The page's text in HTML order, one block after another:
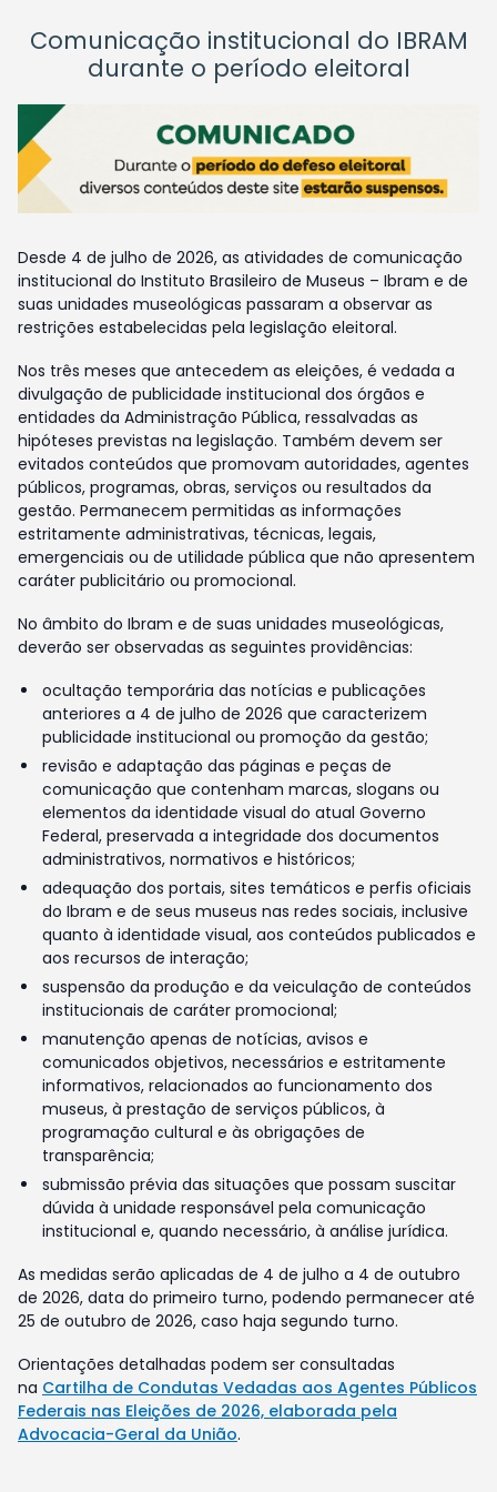
Comunicação institucional do IBRAM
durante o período eleitoral
Desde 4 de julho de 2026, as atividades de comunicação
institucional do Instituto Brasileiro de Museus – Ibram e de
suas unidades museológicas passaram a observar as
restrições estabelecidas pela legislação eleitoral.
Nos três meses que antecedem as eleições, é vedada a
divulgação de publicidade institucional dos órgãos e
entidades da Administração Pública, ressalvadas as
hipóteses previstas na legislação. Também devem ser
evitados conteúdos que promovam autoridades, agentes
públicos, programas, obras, serviços ou resultados da
gestão. Permanecem permitidas as informações
estritamente administrativas, técnicas, legais,
emergenciais ou de utilidade pública que não apresentem
caráter publicitário ou promocional.
No âmbito do Ibram e de suas unidades museológicas,
deverão ser observadas as seguintes providências:
ocultação temporária das notícias e publicações
anteriores a 4 de julho de 2026 que caracterizem
publicidade institucional ou promoção da gestão;
revisão e adaptação das páginas e peças de
comunicação que contenham marcas, slogans ou
elementos da identidade visual do atual Governo
Federal, preservada a integridade dos documentos
administrativos, normativos e históricos;
adequação dos portais, sites temáticos e perfis oficiais
do Ibram e de seus museus nas redes sociais, inclusive
quanto à identidade visual, aos conteúdos publicados e
aos recursos de interação;
suspensão da produção e da veiculação de conteúdos
institucionais de caráter promocional;
manutenção apenas de notícias, avisos e
comunicados objetivos, necessários e estritamente
informativos, relacionados ao funcionamento dos
museus, à prestação de serviços públicos, à
programação cultural e às obrigações de
transparência;
submissão prévia das situações que possam suscitar
dúvida à unidade responsável pela comunicação
institucional e, quando necessário, à análise jurídica.
As medidas serão aplicadas de 4 de julho a 4 de outubro
de 2026, data do primeiro turno, podendo permanecer até
25 de outubro de 2026, caso haja segundo turno.
Orientações detalhadas podem ser consultadas
na Cartilha de Condutas Vedadas aos Agentes Públicos
Federais nas Eleições de 2026, elaborada pela
Advocacia-Geral da União.